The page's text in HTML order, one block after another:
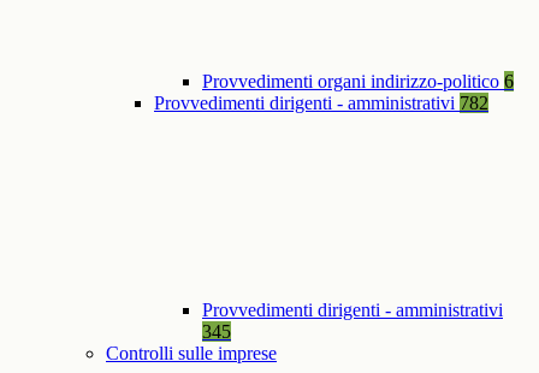
Provvedimenti organi indirizzo-politico 6
Provvedimenti dirigenti - amministrativi 782
Provvedimenti dirigenti - amministrativi
345
Controlli sulle imprese